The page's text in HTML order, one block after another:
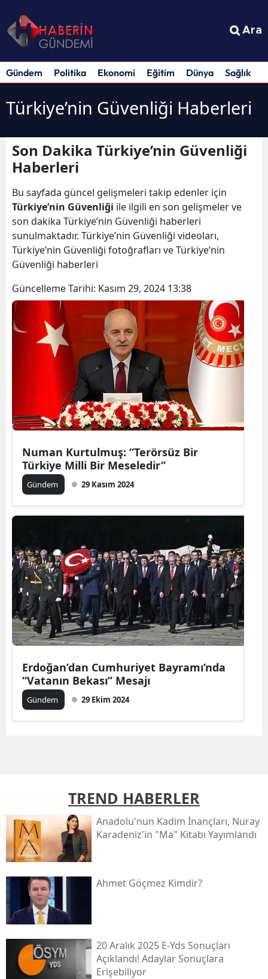
Ara
Gündem Politika Ekonomi Eğitim Dünya Sağlık
Türkiye’nin Güvenliği Haberleri
Son Dakika Türkiye’nin Güvenliği
Haberleri
Bu sayfada güncel gelişmeleri takip edenler için
Türkiye’nin Güvenliği ile ilgili en son gelişmeler ve
son dakika Türkiye’nin Güvenliği haberleri
sunulmaktadır. Türkiye’nin Güvenliği videoları,
Türkiye’nin Güvenliği fotoğrafları ve Türkiye’nin
Güvenliği haberleri
Güncelleme Tarihi: Kasım 29, 2024 13:38
Numan Kurtulmuş: “Terörsüz Bir
Türkiye Milli Bir Meseledir”
Gündem 29 Kasım 2024
Erdoğan’dan Cumhuriyet Bayramı’nda
“Vatanın Bekası” Mesajı
Gündem 29 Ekim 2024
TREND HABERLER
Anadolu'nun Kadim İnançları, Nuray
Karadeniz'in "ma" Kitabı Yayımlandı
Ahmet Göçmez Kimdir?
20 Aralık 2025 E-Yds Sonuçları
Açıklandı! Adaylar Sonuçlara
Erişebiliyor